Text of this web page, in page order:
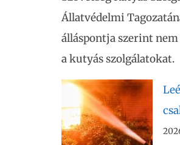
Állatvédelmi
álláspontja szerint nem
a kutyás szolgálatokat.